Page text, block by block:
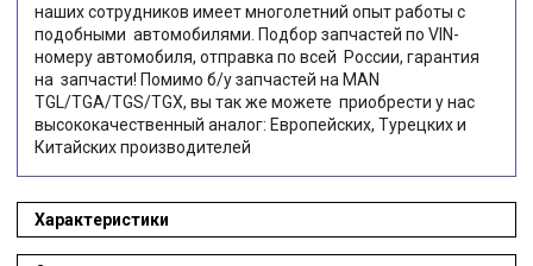
наших сотрудников имеет многолетний опыт работы с
подобными автомобилями. Подбор запчастей по VIN-
номеру автомобиля, отправка по всей России, гарантия
на запчасти! Помимо б/у запчастей на MAN
TGL/TGA/TGS/TGX, вы так же можете приобрести у нас
высококачественный аналог: Европейских, Турецких и
Китайских производителей
Характеристики